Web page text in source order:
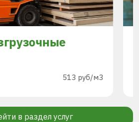
513 руб/м3
в раздел услуг